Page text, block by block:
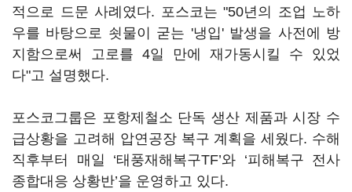
적으로 드문 사례였다. 포스코는 "50년의 조업 노하
우를 바탕으로 쇳물이 굳는 '냉입' 발생을 사전에 방
지함으로써 고로를 4일 만에 재가동시킬 수 있었
다"고 설명했다.
포스코그룹은 포항제철소 단독 생산 제품과 시장 수
급상황을 고려해 압연공장 복구 계획을 세웠다. 수해
직후부터 매일 ‘태풍재해복구TF’와 ‘피해복구 전사
종합대응 상황반’을 운영하고 있다.